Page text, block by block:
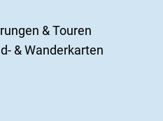
& Touren
& Wanderkarten